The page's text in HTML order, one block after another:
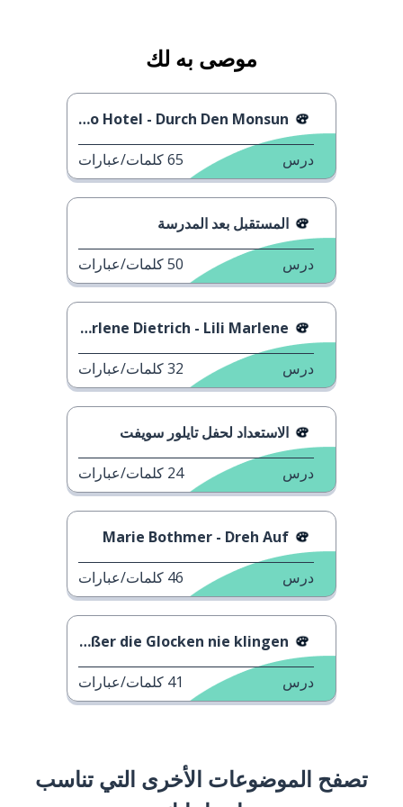
موصى به لك
Tokio Hotel - Durch Den Monsun
درس 65كلمات/عبارات
المستقبل بعد المدرسة
درس 50كلمات/عبارات
Marlene Dietrich - Lili Marlene
درس 32كلمات/عبارات
الاستعداد لحفل تايلور سويفت
درس 24 كلمات/عبارات
Marie Bothmer - Dreh Auf
درس 46 كلمات/عبارات
Süßer die Glocken nie klingen
درس 41 كلمات/عبارات
تصفح الموضوعات الأخرى التي تناسب